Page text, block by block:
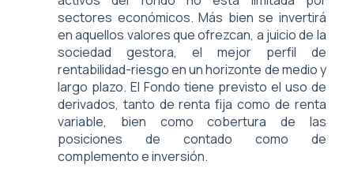
sectores económicos. Más bien se invertirá
en aquellos valores que ofrezcan, a juicio de la
sociedad gestora, el mejor perfil de
rentabilidad-riesgo en un horizonte de medio y
largo plazo. El Fondo tiene previsto el uso de
derivados, tanto de renta fija como de renta
variable, bien como cobertura de las
posiciones de contado como de
complemento e inversión.